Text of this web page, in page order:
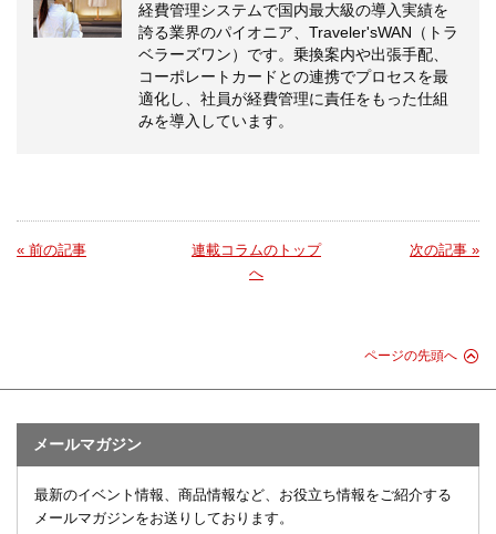
経費管理システムで国内最大級の導入実績を
誇る業界のパイオニア、Traveler'sWAN（トラ
ベラーズワン）です。乗換案内や出張手配、
コーポレートカードとの連携でプロセスを最
適化し、社員が経費管理に責任をもった仕組
みを導入しています。
« 前の記事
連載コラムのトップ
へ
次の記事 »
ページの先頭へ
メールマガジン
最新のイベント情報、商品情報など、お役立ち情報をご紹介する
メールマガジンをお送りしております。